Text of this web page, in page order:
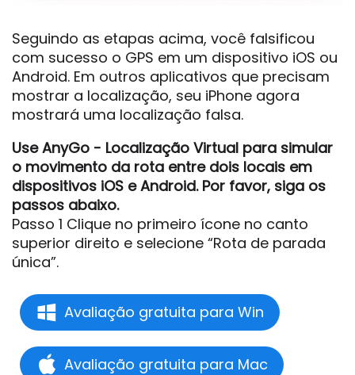
Seguindo as etapas acima, você falsificou
com sucesso o GPS em um dispositivo iOS ou
Android. Em outros aplicativos que precisam
mostrar a localização, seu iPhone agora
mostrará uma localização falsa.
Use AnyGo - Localização Virtual para simular
o movimento da rota entre dois locais em
dispositivos iOS e Android. Por favor, siga os
passos abaixo.
Passo 1 Clique no primeiro ícone no canto
superior direito e selecione “Rota de parada
única”.
Avaliação gratuita para Win
Avaliação gratuita para Mac